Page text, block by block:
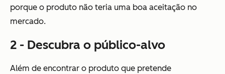
porque o produto não teria uma boa aceitação no
mercado.
2 - Descubra o público-alvo
Além de encontrar o produto que pretende